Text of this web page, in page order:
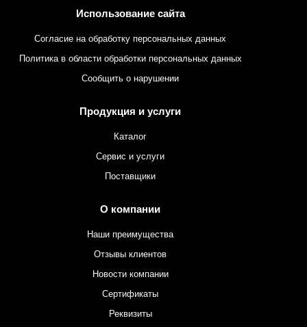
Использование сайта
Согласие на обработку персональных данных
Политика в области обработки персональных данных
Сообщить о нарушении
Продукция и услуги
Каталог
Сервис и услуги
Поставщики
О компании
Наши преимущества
Отзывы клиентов
Новости компании
Сертификаты
Реквизиты